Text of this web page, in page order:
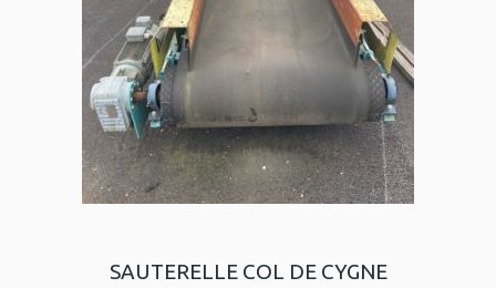
SAUTERELLE COL DE CYGNE